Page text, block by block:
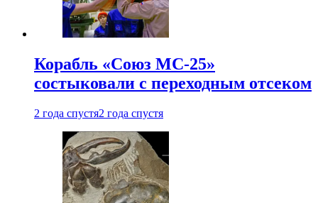
Корабль «Союз МС-25»
состыковали с переходным отсеком
2 года спустя2 года спустя